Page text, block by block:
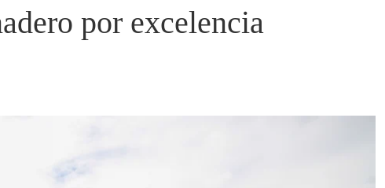
por excelencia